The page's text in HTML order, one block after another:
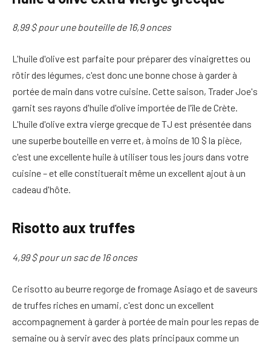
8,99 $ pour une bouteille de 16,9 onces
L'huile d'olive est parfaite pour préparer des vinaigrettes ou
rôtir des légumes, c'est donc une bonne chose à garder à
portée de main dans votre cuisine. Cette saison, Trader Joe's
garnit ses rayons d'huile d'olive importée de l'île de Crète.
L'huile d'olive extra vierge grecque de TJ est présentée dans
une superbe bouteille en verre et, à moins de 10 $ la pièce,
c'est une excellente huile à utiliser tous les jours dans votre
cuisine – et elle constituerait même un excellent ajout à un
cadeau d'hôte.
Risotto aux truffes
4,99 $ pour un sac de 16 onces
Ce risotto au beurre regorge de fromage Asiago et de saveurs
de truffes riches en umami, c'est donc un excellent
accompagnement à garder à portée de main pour les repas de
semaine ou à servir avec des plats principaux comme un